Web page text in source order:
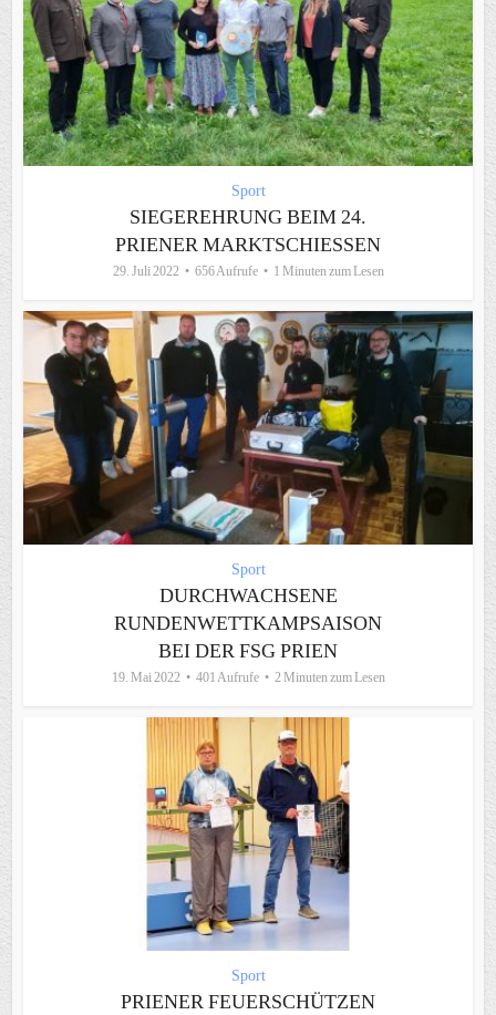
Sport
SIEGEREHRUNG BEIM 24.
PRIENER MARKTSCHIESSEN
29. Juli 2022 656 Aufrufe 1 Minuten zum Lesen
Sport
DURCHWACHSENE
RUNDENWETTKAMPSAISON
BEI DER FSG PRIEN
19. Mai 2022 401 Aufrufe 2 Minuten zum Lesen
Sport
PRIENER FEUERSCHÜTZEN